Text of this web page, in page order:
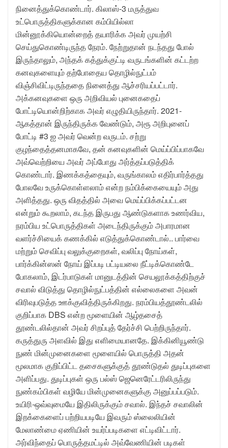
நினைத்துக்கொண்டார். கிலாஸ்-3 மருத்துவ
உட்பொருத்திகளுக்கான கம்பியில்லா
மின்னூக்கியொன்றைத் தயாரிக்க அவர் முயற்சி
செய்துகொண்டிருந்த நேரம். நேற்றுதான் நடந்தது போல்
இருந்தாலும், அந்தக் கத்துக்குட்டி வருடங்களின் கட்டற்ற
கனவுகளையும் தற்போதைய தொழில்நுட்பம்
விஞ்சிவிட்டிருந்ததை நினைத்து ஆச்சரியப்பட்டார்.
அக்கனவுகளை ஒரு அறிவியல் புனைகதைப்
போட்டியொன்றிற்காக அவர் எழுதியிருந்தார். 2021-
ஆகத்தான் இருந்திருக்க வேண்டும், அரூ அறிபுனைப்
போட்டி #3 ஐ அவர் வென்ற வருடம். சற்று
குழந்தைத்தனமாகவே, தன் கனவுகளின் மெய்ப்பிப்பாகவே
அவ்வெற்றியை அவர் அப்போது அர்த்தப்படுத்திக்
கொண்டார். இணக்கத்தையும், வருங்காலம் எதிர்பார்த்தது
போலவே உருக்கொள்ளலாம் என்ற நம்பிக்கையையும் அது
அளித்தது. ஒரு விதத்தில் அவை மெய்ப்பிக்கப்பட்டன
என்றும் கூறலாம், கடந்த இருபது ஆண்டுகளாக உணர்விய,
நரம்பிய உட்பொருத்திகள் அடைந்திருக்கும் அபாரமான
வளர்ச்சியைக் கணக்கில் எடுத்துக்கொண்டால்.. பார்வை
மற்றும் செவிப்பு வலுக்குறைகள், வலிப்பு நோய்கள்,
பார்க்கின்ஸன் நோய் இப்படி பட்டியலை நீட்டிக்கொண்டே
போகலாம், இடர்பாடுகள் மானுடத்தின் செயலூக்கத்திற்குச்
சவால் விடுத்து தொழில்நுட்பத்தின் எல்லைகளை அவன்
விரிவுபடுத்த ஊக்குவித்திருக்கிறது. நரம்பியத்தூண்டலில்
குறிப்பாக DBS என்ற மூளையின் ஆழ்தசைத்
தூண்டலில்தான் அவர் சிறப்புத் தேர்ச்சி பெற்றிருந்தார்.
கருத்துரு அளவில் இது எளிமையானதே. இக்கினியூண்டு
நுண் மின்முனைகளை மூளையில் பொருத்தி அதன்
மூலமாக குறிப்பிட்ட தசைகளுக்குத் தூண்டுதல் துடிப்புகளை
அளிப்பது. துடிப்புகள் ஒரு பல்ஸ் ஜெனெரேட்டரிலிருந்து
நுண்கம்பிகள் வழியே மின்முனைகளுக்கு அனுப்பப்படும்.
உயிரி-ஒவ்வுமையே இதிலிருக்கும் சவால். இந்தச் சவாலின்
இறக்கைளைப் பற்றியபடியே இவரும் ஸ்லைலியின்
மேலாண்மை ஏணியின் உயர்ப்படிகளை எட்டிவிட்டார்.
அர்விந்தைப் பொருத்தமட்டில் அவ்வேணியின் படிகள்